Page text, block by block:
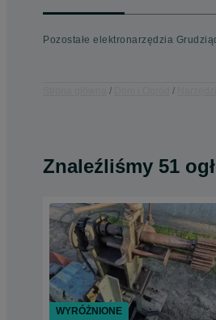
Pozostałe elektronarzędzia
Znaleźliśmy 51
WYRÓŻNIONE